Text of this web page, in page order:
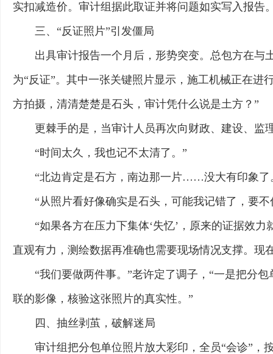
实扣减造价。审计组据此取证并将问题如实写入报告
三、“反证照片”引发僵局
出具审计报告一个月后，形势突变。总包方在
为“反证”。其中一张关键照片显示，施工机械正在
方拍摄，清清楚楚是石头，审计凭什么说是土方？”
更棘手的是，当审计人员再次向财政、建设、监
“时间太久，我也记不太清了。”
“北边肯定是石方，南边那一片……没大有印象了
“从照片看好像确实是石头，可能我记错了，要
“如果各方在压力下集体‘失忆’，原来的证据效
直观有力，测绘数据再准确也需要现场情况支撑。现
“我们要做两件事。”老许定了调子，“一是把分
联的影像，核验这张照片的真实性。”
四、抽丝剥茧，破解迷局
审计组把分包单位照片放大彩印，全员“会诊”